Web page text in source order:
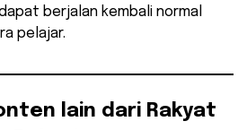
berjalan kembali normal
pelajar.
lain dari Rakyat